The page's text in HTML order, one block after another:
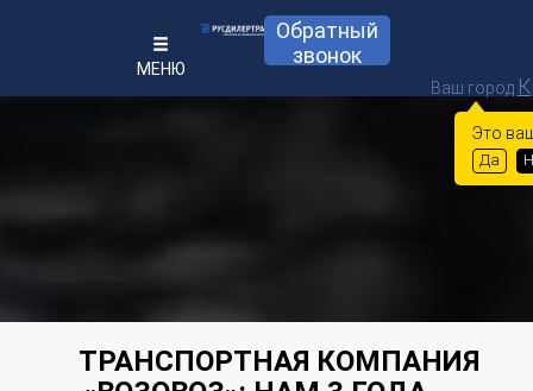
Ваш город
Это
Да
МЕНЮ
Обратный
звонок
ТРАНСПОРТНАЯ КОМПАНИЯ